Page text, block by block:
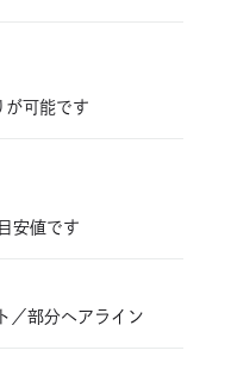
が可能です
安値です
部分ヘアライン